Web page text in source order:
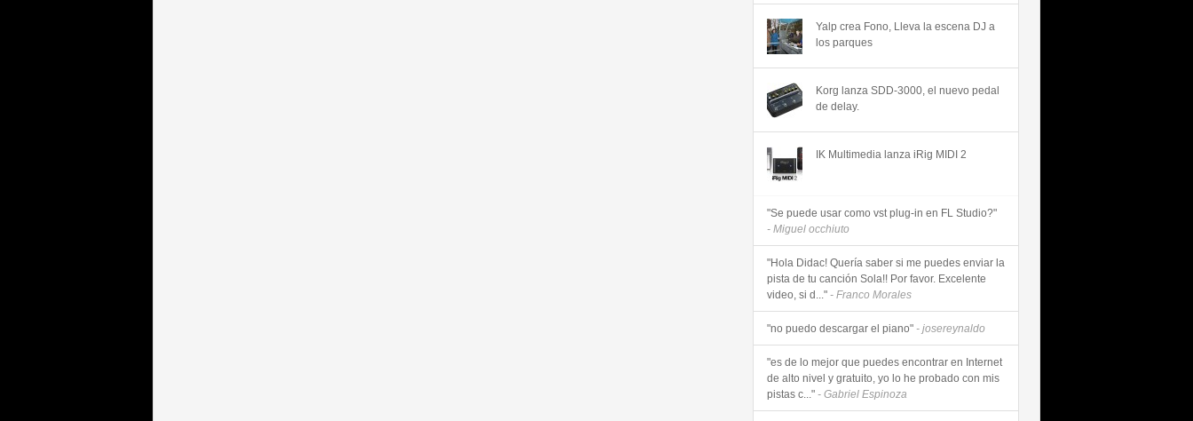
Yalp crea Fono, Lleva la escena DJ a
los parques
Korg lanza SDD-3000, el nuevo pedal
de delay.
IK Multimedia lanza iRig MIDI 2
"Se puede usar como vst plug-in en FL Studio?"
- Miguel occhiuto
"Hola Didac! Quería saber si me puedes enviar la
pista de tu canción Sola!! Por favor. Excelente
video, si d..." - Franco Morales
"no puedo descargar el piano" - josereynaldo
"es de lo mejor que puedes encontrar en Internet
de alto nivel y gratuito, yo lo he probado con mis
pistas c..." - Gabriel Espinoza